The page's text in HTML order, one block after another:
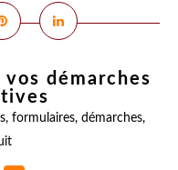
démarches
, formulaires, démarches,